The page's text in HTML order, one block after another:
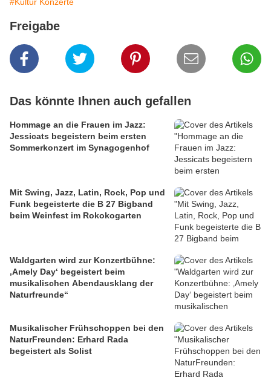
Freigabe
Das könnte Ihnen auch gefallen
Hommage an die Frauen im Jazz:
Jessicats begeistern beim ersten
Sommerkonzert im Synagogenhof
Mit Swing, Jazz, Latin, Rock, Pop und
Funk begeisterte die B 27 Bigband
beim Weinfest im Rokokogarten
Waldgarten wird zur Konzertbühne:
‚Amely Day‘ begeistert beim
musikalischen Abendausklang der
Naturfreunde“
Musikalischer Frühschoppen bei den
NaturFreunden: Erhard Rada
begeistert als Solist